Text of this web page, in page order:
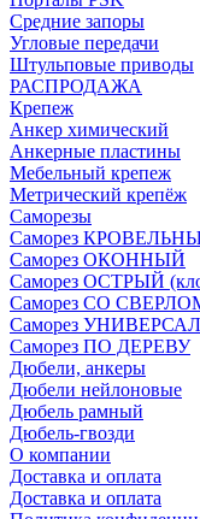
Средние запоры
Угловые передачи
Штульповые приводы
РАСПРОДАЖА
Крепеж
Анкер химический
Анкерные пластины
Мебельный крепеж
Метрический крепёж
Саморезы
Саморез
Саморез ОКОННЫЙ
Саморез ОСТРЫЙ
Саморез СО
Саморез
Саморез ПО ДЕРЕВУ
Дюбели, анкеры
Дюбели нейлоновые
Дюбель рамный
Дюбель-гвозди
О компании
Доставка и оплата
Доставка и оплата